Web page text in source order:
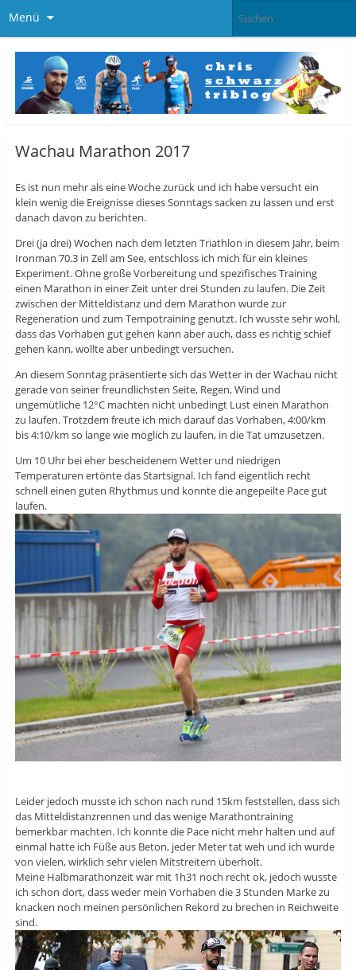
Menü
Wachau Marathon 2017
Es ist nun mehr als eine Woche zurück und ich habe versucht ein
klein wenig die Ereignisse dieses Sonntags sacken zu lassen und erst
danach davon zu berichten.
Drei (ja drei) Wochen nach dem letzten Triathlon in diesem Jahr, beim
Ironman 70.3 in Zell am See, entschloss ich mich für ein kleines
Experiment. Ohne große Vorbereitung und spezifisches Training
einen Marathon in einer Zeit unter drei Stunden zu laufen. Die Zeit
zwischen der Mitteldistanz und dem Marathon wurde zur
Regeneration und zum Tempotraining genutzt. Ich wusste sehr wohl,
dass das Vorhaben gut gehen kann aber auch, dass es richtig schief
gehen kann, wollte aber unbedingt versuchen.
An diesem Sonntag präsentierte sich das Wetter in der Wachau nicht
gerade von seiner freundlichsten Seite, Regen, Wind und
ungemütliche 12°C machten nicht unbedingt Lust einen Marathon
zu laufen. Trotzdem freute ich mich darauf das Vorhaben, 4:00/km
bis 4:10/km so lange wie möglich zu laufen, in die Tat umzusetzen.
Um 10 Uhr bei eher bescheidenem Wetter und niedrigen
Temperaturen ertönte das Startsignal. Ich fand eigentlich recht
schnell einen guten Rhythmus und konnte die angepeilte Pace gut
laufen.
Leider jedoch musste ich schon nach rund 15km feststellen, dass sich
das Mitteldistanzrennen und das wenige Marathontraining
bemerkbar machten. Ich konnte die Pace nicht mehr halten und auf
einmal hatte ich Füße aus Beton, jeder Meter tat weh und ich wurde
von vielen, wirklich sehr vielen Mitstreitern überholt.
Meine Halbmarathonzeit war mit 1h31 noch recht ok, jedoch wusste
ich schon dort, dass weder mein Vorhaben die 3 Stunden Marke zu
knacken noch meinen persönlichen Rekord zu brechen in Reichweite
sind.